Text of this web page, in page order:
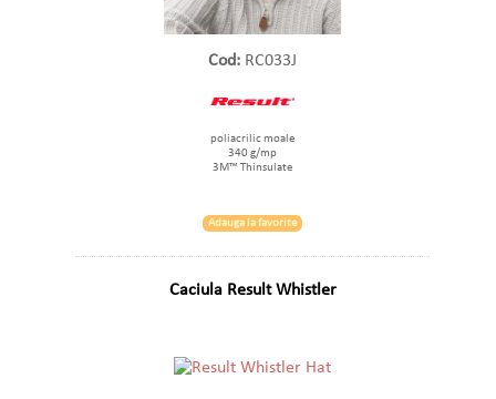
Cod: RC033J
poliacrilic moale
340 g/mp
3M™ Thinsulate
Adauga la favorite
Caciula Result Whistler